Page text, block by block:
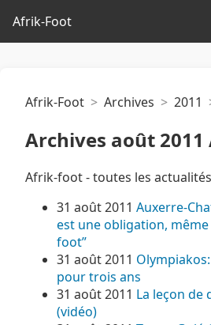
Afrik-Foot
Afrik-Foot Archives 2011
Archives août
Afrik-foot - toutes les
31 août 2011 Auxerre-
est une obligation,
foot”
31 août 2011
pour trois ans
31 août 2011 La leçon de
(vidéo)